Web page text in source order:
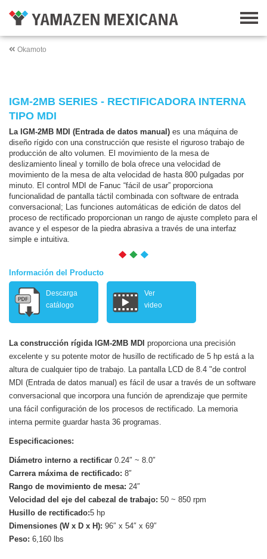
Okamoto
IGM-2MB SERIES - RECTIFICADORA INTERNA
TIPO MDI
La IGM-2MB MDI (Entrada de datos manual) es una máquina de
diseño rígido con una construcción que resiste el riguroso trabajo de
producción de alto volumen. El movimiento de la mesa de
deslizamiento lineal y tornillo de bola ofrece una velocidad de
movimiento de la mesa de alta velocidad de hasta 800 pulgadas por
minuto. El control MDI de Fanuc “fácil de usar” proporciona
funcionalidad de pantalla táctil combinada con software de entrada
conversacional; Las funciones automáticas de edición de datos del
proceso de rectificado proporcionan un rango de ajuste completo para el
avance y el espesor de la piedra abrasiva a través de una interfaz
simple e intuitiva.
Información del Producto
Descarga
catálogo
Ver
video
La construcción rígida IGM-2MB MDI proporciona una precisión
excelente y su potente motor de husillo de rectificado de 5 hp está a la
altura de cualquier tipo de trabajo. La pantalla LCD de 8.4 "de control
MDI (Entrada de datos manual) es fácil de usar a través de un software
conversacional que incorpora una función de aprendizaje que permite
una fácil configuración de los procesos de rectificado. La memoria
interna permite guardar hasta 36 programas.
Especificaciones:
Diámetro interno a rectificar 0.24″ ~ 8.0″
Carrera máxima de rectificado: 8″
Rango de movimiento de mesa: 24″
Velocidad del eje del cabezal de trabajo: 50 ~ 850 rpm
Husillo de rectificado:5 hp
Dimensiones (W x D x H): 96″ x 54″ x 69″
Peso: 6,160 lbs